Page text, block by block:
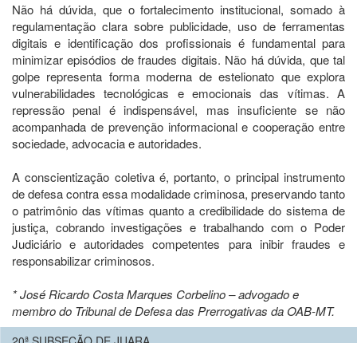
Não há dúvida, que o fortalecimento institucional, somado à
regulamentação clara sobre publicidade, uso de ferramentas
digitais e identificação dos profissionais é fundamental para
minimizar episódios de fraudes digitais. Não há dúvida, que tal
golpe representa forma moderna de estelionato que explora
vulnerabilidades tecnológicas e emocionais das vítimas. A
repressão penal é indispensável, mas insuficiente se não
acompanhada de prevenção informacional e cooperação entre
sociedade, advocacia e autoridades.
A conscientização coletiva é, portanto, o principal instrumento
de defesa contra essa modalidade criminosa, preservando tanto
o patrimônio das vítimas quanto a credibilidade do sistema de
justiça, cobrando investigações e trabalhando com o Poder
Judiciário e autoridades competentes para inibir fraudes e
responsabilizar criminosos.
* José Ricardo Costa Marques Corbelino – advogado e
membro do Tribunal de Defesa das Prerrogativas da OAB-MT.